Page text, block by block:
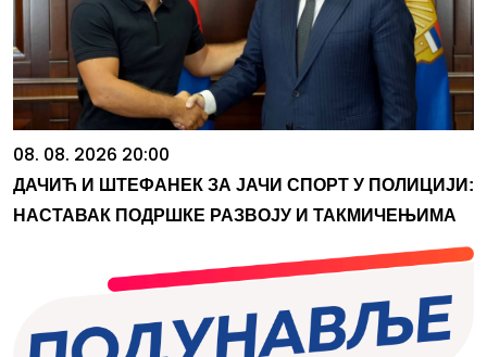
08. 08. 2026 20:00
ДАЧИЋ И ШТЕФАНЕК ЗА ЈАЧИ СПОРТ У ПОЛИЦИЈИ:
НАСТАВАК ПОДРШКЕ РАЗВОЈУ И ТАКМИЧЕЊИМА